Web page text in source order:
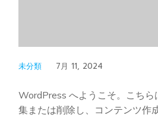
未分類 7月 11, 2024
WordPress へようこそ。こち
集または削除し、コンテンツ作